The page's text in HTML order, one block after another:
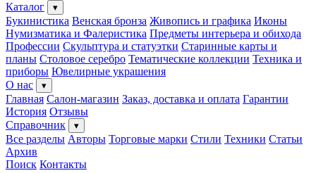
Каталог
▾
Букинистика Венская бронза Живопись и графика Иконы
Нумизматика и Фалеристика Предметы интерьера и обихода
Профессии Скульптура и статуэтки Старинные карты и
планы Столовое серебро Тематические коллекции Техника и
приборы Ювелирные украшения
О нас
▾
Главная Салон-магазин Заказ, доставка и оплата Гарантии
История Отзывы
Справочник
▾
Все разделы Авторы Торговые марки Стили Техники Статьи
Архив
Поиск Контакты